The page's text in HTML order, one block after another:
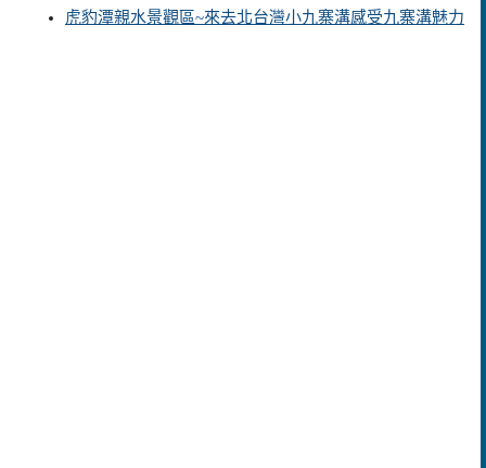
虎豹潭親水景觀區~來去北台灣小九寨溝感受九寨溝魅力